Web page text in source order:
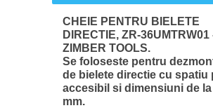
CHEIE PENTRU BIELETE
DIRECTIE, ZR-36UMTRW01
ZIMBER TOOLS.
Se foloseste pentru
de bielete directie cu spatiu
accesibil si dimensiuni de la
mm.